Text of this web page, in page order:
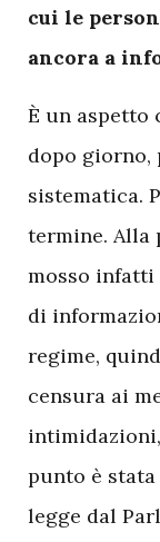
cui le
ancora a
È un aspetto
dopo giorno,
sistematica.
termine. Alla
mosso infatti
di
regime,
censura ai
punto è
legge dal